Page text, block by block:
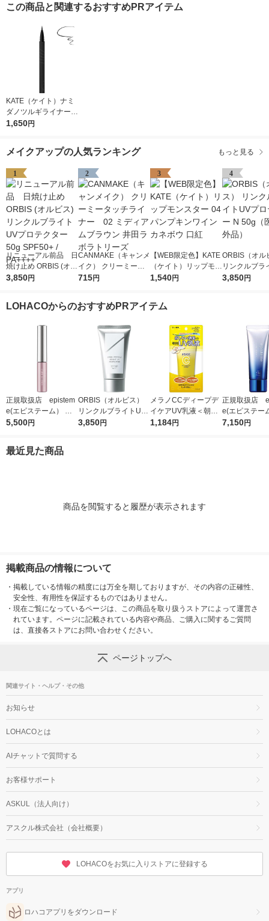
この商品と関連するおすすめPRアイテム
KATE（ケイト）ナミ
ダノツルギライナーＢ
Ｋー1Kanebo（カネ
1,650円
メイクアップの人気ランキング もっと見る
1
リニューアル前品 日
焼け止め ORBIS (オル
ビス) リンクルブライ
3,850円
2
CANMAKE（キャンメ
イク） クリーミータ
ッチライナー 02 ミ
715円
3
【WEB限定色】KATE
（ケイト）リップモン
スター 04 パンプキン
1,540円
4
ORBIS（オル
リンクルブラ
プロテクター
3,850円
LOHACOからのおすすめPRアイテム
正規取扱店 epistem
e(エピステーム） パ
ワライズラッシュセラ
5,500円
ORBIS（オルビス）
リンクルブライトUV
プロテクター N 50g
3,850円
メラノCCディープデ
イケアUV乳液＜朝用
日焼け止め乳液＞50g
1,184円
正規取扱店
e(エピステー
ワイトUVレ
7,150円
最近見た商品
商品を閲覧すると履歴が表示されます
掲載商品の情報について
・ 掲載している情報の精度には万全を期しておりますが、その内容の正確性、
安全性、有用性を保証するものではありません。
・ 現在ご覧になっているページは、この商品を取り扱うストアによって運営さ
れています。ページに記載されている内容や商品、ご購入に関するご質問
は、直接各ストアにお問い合わせください。
ページトップへ
関連サイト・ヘルプ・その他
お知らせ
LOHACOとは
AIチャットで質問する
お客様サポート
ASKUL（法人向け）
アスクル株式会社（会社概要）
LOHACOをお気に入りストアに登録する
アプリ
ロハコアプリをダウンロード